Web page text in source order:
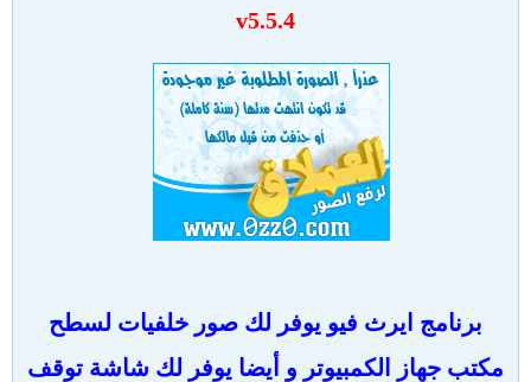
v5.5.4
برنامج ايرث فيو يوفر لك صور خلفيات لسطح
مكتب جهاز الكمبيوتر و أيضا يوفر لك شاشة توقف